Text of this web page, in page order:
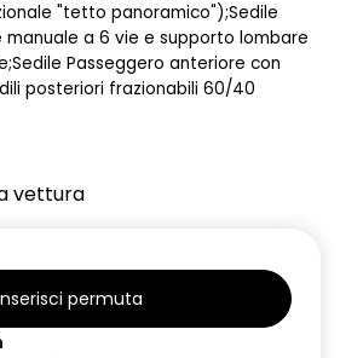
"tetto panoramico");Sedile
manuale a 6 vie e supporto lombare
Passeggero anteriore con
posteriori frazionabili 60/40
vettura
permuta